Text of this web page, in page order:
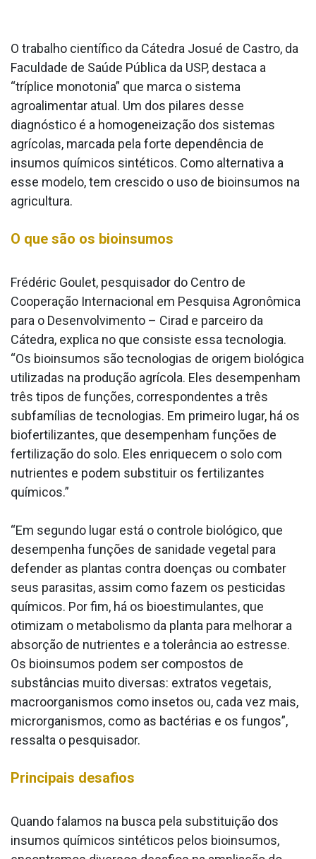
O trabalho científico da Cátedra Josué de Castro, da
Faculdade de Saúde Pública da USP, destaca a
“tríplice monotonia” que marca o sistema
agroalimentar atual. Um dos pilares desse
diagnóstico é a homogeneização dos sistemas
agrícolas, marcada pela forte dependência de
insumos químicos sintéticos. Como alternativa a
esse modelo, tem crescido o uso de bioinsumos na
agricultura.
O que são os bioinsumos
Frédéric Goulet, pesquisador do Centro de
Cooperação Internacional em Pesquisa Agronômica
para o Desenvolvimento – Cirad e parceiro da
Cátedra, explica no que consiste essa tecnologia.
“Os bioinsumos são tecnologias de origem biológica
utilizadas na produção agrícola. Eles desempenham
três tipos de funções, correspondentes a três
subfamílias de tecnologias. Em primeiro lugar, há os
biofertilizantes, que desempenham funções de
fertilização do solo. Eles enriquecem o solo com
nutrientes e podem substituir os fertilizantes
químicos.”
“Em segundo lugar está o controle biológico, que
desempenha funções de sanidade vegetal para
defender as plantas contra doenças ou combater
seus parasitas, assim como fazem os pesticidas
químicos. Por fim, há os bioestimulantes, que
otimizam o metabolismo da planta para melhorar a
absorção de nutrientes e a tolerância ao estresse.
Os bioinsumos podem ser compostos de
substâncias muito diversas: extratos vegetais,
macroorganismos como insetos ou, cada vez mais,
microrganismos, como as bactérias e os fungos”,
ressalta o pesquisador.
Principais desafios
Quando falamos na busca pela substituição dos
insumos químicos sintéticos pelos bioinsumos,